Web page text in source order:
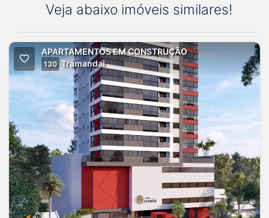
Veja abaixo imóveis similares!
APARTAMENTOS EM CONSTRUÇÃO
130 Tramandai